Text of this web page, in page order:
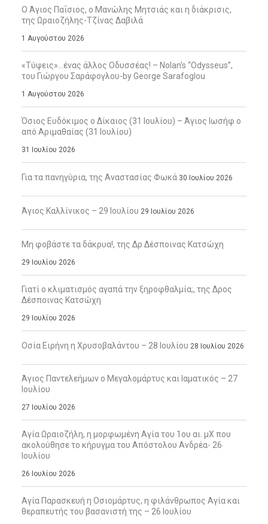
Ο Άγιος Παΐσιος, ο Μανώλης Μητσιάς και η διάκρισις,
της Ωραιοζήλης-Τζίνας Δαβιλά
1 Αυγούστου 2026
«Τύψεις»…ένας άλλος Οδυσσέας! – Nolan’s “Odysseus”,
του Γιώργου Σαράφογλου-by George Sarafoglou
1 Αυγούστου 2026
Όσιος Ευδόκιμος ο Δίκαιος (31 Ιουλίου) – Άγιος Ιωσήφ ο
από Αριμαθαίας (31 Ιουλίου)
31 Ιουλίου 2026
Για τα πανηγύρια, της Αναστασίας Φωκά 30 Ιουλίου 2026
Άγιος Καλλίνικος – 29 Ιουλίου 29 Ιουλίου 2026
Μη φοβάστε τα δάκρυα!, της Δρ Δέσποινας Κατσώχη
29 Ιουλίου 2026
Γιατί ο κλιματισμός αγαπά την ξηροφθαλμία;, της Δρος
Δέσποινας Κατσώχη
29 Ιουλίου 2026
Οσία Ειρήνη η Χρυσοβαλάντου – 28 Ιουλίου 28 Ιουλίου 2026
Άγιος Παντελεήμων ο Μεγαλομάρτυς και Ιαματικός – 27
Ιουλίου
27 Ιουλίου 2026
Αγία Ωραιοζήλη, η μορφωμένη Αγία του 1ου αι. μΧ που
ακολούθησε το κήρυγμα του Απόστολου Ανδρέα- 26
Ιουλίου
26 Ιουλίου 2026
Αγία Παρασκευή η Οσιομάρτυς, η φιλάνθρωπος Αγία και
θεραπευτής του βασανιστή της – 26 Ιουλίου